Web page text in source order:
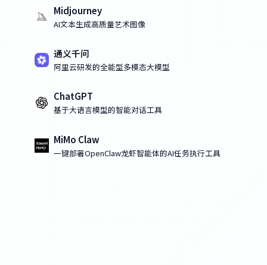
Midjourney
AI文本生成高质量艺术图像
通义千问
阿里云研发的全能型多模态大模型
ChatGPT
基于大语言模型的智能对话工具
MiMo Claw
一键部署OpenClaw龙虾智能体的AI任务执行工具